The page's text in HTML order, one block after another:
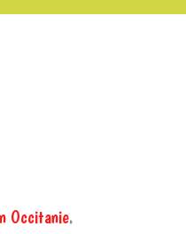
Occitanie.